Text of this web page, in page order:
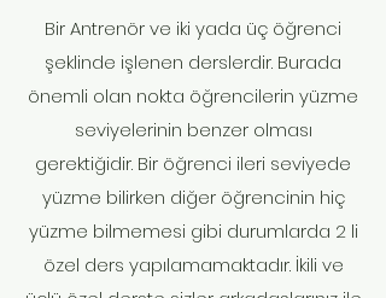
Bir Antrenör ve iki yada üç öğrenci
şeklinde işlenen derslerdir. Burada
önemli olan nokta öğrencilerin yüzme
seviyelerinin benzer olması
gerektiğidir. Bir öğrenci ileri seviyede
yüzme bilirken diğer öğrencinin hiç
yüzme bilmemesi gibi durumlarda 2 li
özel ders yapılamamaktadır. İkili ve